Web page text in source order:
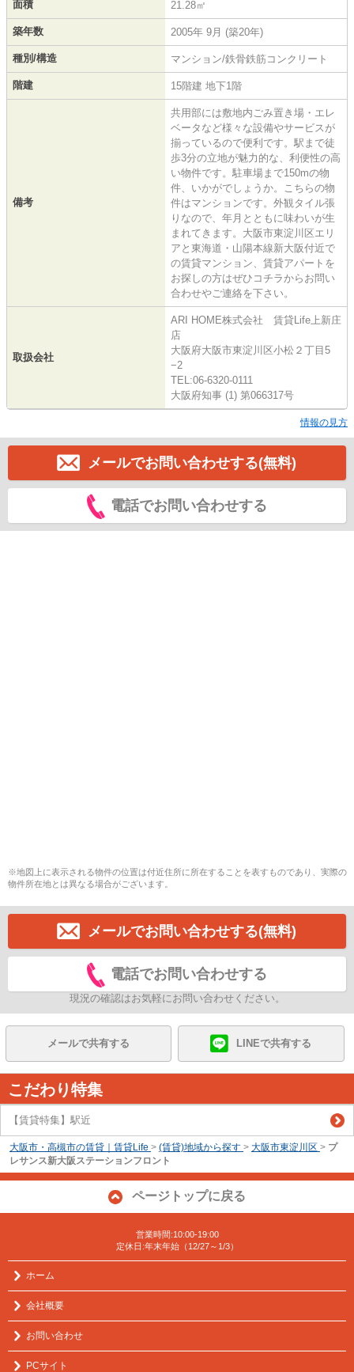
面積 21.28㎡
築年数 2005年 9月 (築20年)
種別/構造 マンション/鉄骨鉄筋コンクリート
階建 15階建 地下1階
備考
共用部には敷地内ごみ置き場・エレ
ベータなど様々な設備やサービスが
揃っているので便利です。駅まで徒
歩3分の立地が魅力的な、利便性の高
い物件です。駐車場まで150mの物
件、いかがでしょうか。こちらの物
件はマンションです。外観タイル張
りなので、年月とともに味わいが生
まれてきます。大阪市東淀川区エリ
アと東海道・山陽本線新大阪付近で
の賃貸マンション、賃貸アパートを
お探しの方はぜひコチラからお問い
合わせやご連絡を下さい。
取扱会社
ARI HOME株式会社 賃貸Life上新庄
店
大阪府大阪市東淀川区小松２丁目5
−2
TEL:06-6320-0111
大阪府知事 (1) 第066317号
情報の見方
メールでお問い合わせする(無料)
電話でお問い合わせする
※地図上に表示される物件の位置は付近住所に所在することを表すものであり、実際の
物件所在地とは異なる場合がございます。
メールでお問い合わせする(無料)
電話でお問い合わせする
現況の確認はお気軽にお問い合わせください。
メールで共有する LINEで共有する
こだわり特集
【賃貸特集】駅近
大阪市・高槻市の賃貸｜賃貸Life > (賃貸)地域から探す > 大阪市東淀川区 > プ
レサンス新大阪ステーションフロント
ページトップに戻る
営業時間:10:00-19:00
定休日:年末年始（12/27～1/3）
ホーム
会社概要
お問い合わせ
PCサイト